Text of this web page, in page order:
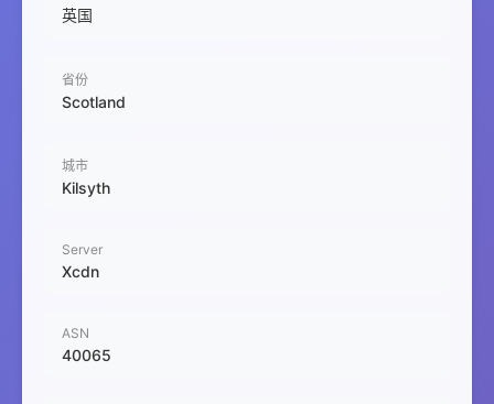
英国
省份
Scotland
城市
Kilsyth
Server
Xcdn
ASN
40065